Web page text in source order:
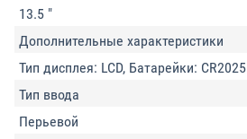
13.5 "
Дополнительные характеристики
Тип дисплея: LCD, Батарейки: CR2025
Тип ввода
Перьевой